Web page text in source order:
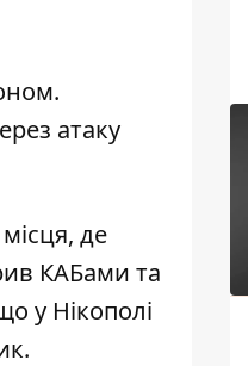
атаку
де
КАБами та
у Нікополі